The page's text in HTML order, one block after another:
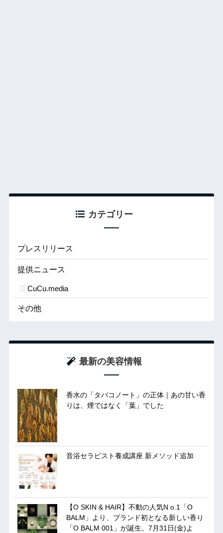
カテゴリー
プレスリリース
提供ニュース
CuCu.media
その他
最新の美容情報
香水の「タバコノート」の正体｜あの甘い香
りは、煙ではなく「葉」でした
音浴セラピスト養成講座 新メソッド追加
【O SKIN & HAIR】不動の人気N o.1「O
BALM」より、ブランド初となる新しい香り
「O BALM 001」が誕生。7月31日(金)よ